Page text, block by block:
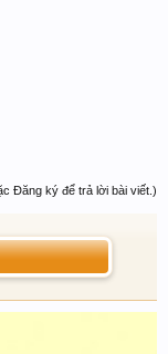
Đăng ký để trả lời bài viết.)